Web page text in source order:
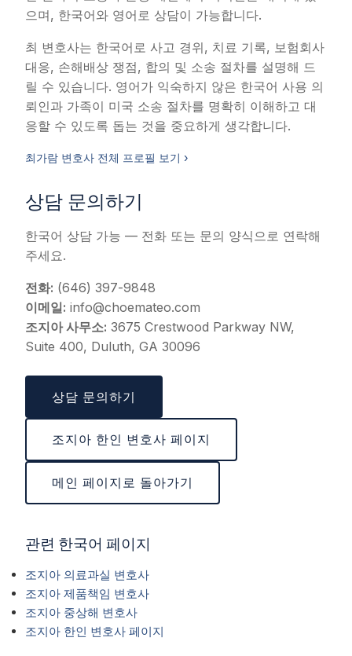
으며, 한국어와 영어로 상담이 가능합니다.
최 변호사는 한국어로 사고 경위, 치료 기록, 보험회사
대응, 손해배상 쟁점, 합의 및 소송 절차를 설명해 드
릴 수 있습니다. 영어가 익숙하지 않은 한국어 사용 의
뢰인과 가족이 미국 소송 절차를 명확히 이해하고 대
응할 수 있도록 돕는 것을 중요하게 생각합니다.
최가람 변호사 전체 프로필 보기 ›
상담 문의하기
한국어 상담 가능 — 전화 또는 문의 양식으로 연락해
주세요.
전화: (646) 397-9848
이메일: info@choemateo.com
조지아 사무소: 3675 Crestwood Parkway NW,
Suite 400, Duluth, GA 30096
상담 문의하기
조지아 한인 변호사 페이지
메인 페이지로 돌아가기
관련 한국어 페이지
조지아 의료과실 변호사
조지아 제품책임 변호사
조지아 중상해 변호사
조지아 한인 변호사 페이지